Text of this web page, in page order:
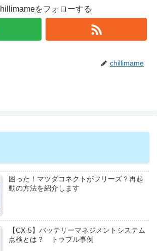
をフォローする
chillimame
困った！マツダコネクトがフリーズ？再起
動の方法を紹介します
【CX-5】バッテリーマネジメントシステム
点検とは？ トラブル事例